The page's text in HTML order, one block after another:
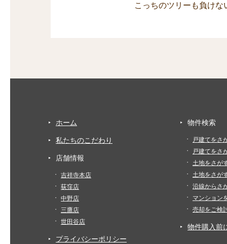
こっちのツリーも負け
ホーム
私たちのこだわり
店舗情報
吉祥寺本店
荻窪店
中野店
三鷹店
世田谷店
プライバシーポリシー
物件検索
戸建てをさ
戸建てをさ
土地をさが
土地をさが
沿線からさ
マンション
売却をご検
物件購入前